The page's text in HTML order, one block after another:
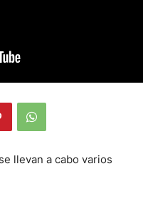
llevan a cabo varios